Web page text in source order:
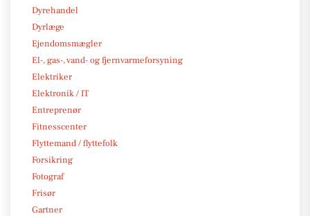
Dyrehandel
Dyrlæge
Ejendomsmægler
El-, gas-, vand- og fjernvarmeforsyning
Elektriker
Elektronik / IT
Entreprenør
Fitnesscenter
Flyttemand / flyttefolk
Forsikring
Fotograf
Frisør
Gartner